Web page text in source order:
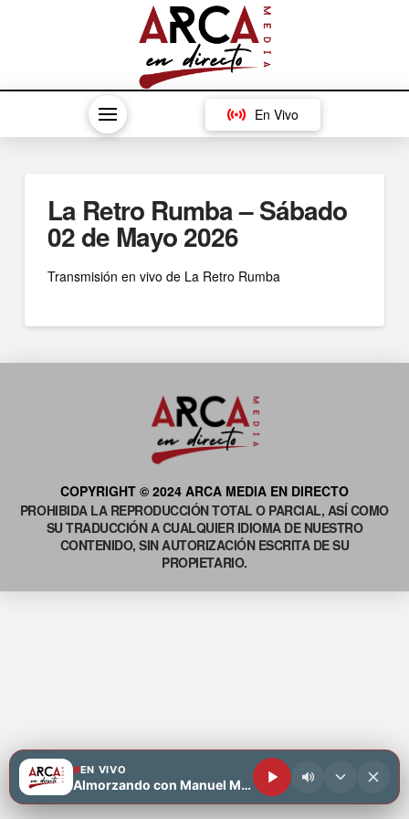
En Vivo
La Retro Rumba – Sábado
02 de Mayo 2026
Transmisión en vivo de La Retro Rumba
COPYRIGHT © 2024 ARCA MEDIA EN DIRECTO
PROHIBIDA LA REPRODUCCIÓN TOTAL O PARCIAL, ASÍ COMO
SU TRADUCCIÓN A CUALQUIER IDIOMA DE NUESTRO
CONTENIDO, SIN AUTORIZACIÓN ESCRITA DE SU
PROPIETARIO.
EN VIVO
Almorzando con Manuel Motiva